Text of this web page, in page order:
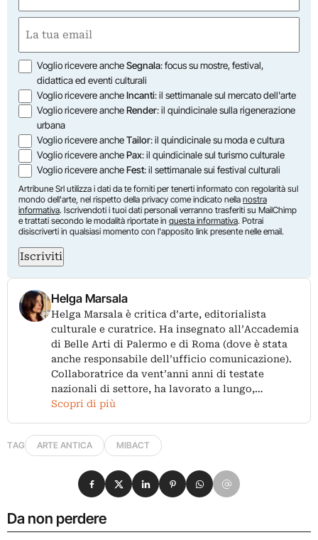
(Required)
Opzioni
Voglio ricevere ancheSegnala: focus su mostre, festival,
didattica ed eventi culturali
Voglio ricevere ancheIncanti: il settimanale sul mercato dell'arte
Voglio ricevere ancheRender: il quindicinale sulla rigenerazione
urbana
Voglio ricevere ancheTailor: il quindicinale su moda e cultura
Voglio ricevere anchePax: il quindicinale sul turismo culturale
Voglio ricevere ancheFest: il settimanale sui festival culturali
Artribune Srl utilizza i dati da te forniti per tenerti informato con regolarità sul
mondo dell'arte, nel rispetto della privacy come indicato nella nostra
informativa. Iscrivendoti i tuoi dati personali verranno trasferiti su MailChimp
e trattati secondo le modalità riportate in questa informativa. Potrai
disiscriverti in qualsiasi momento con l'apposito link presente nelle email.
Iscriviti
Helga Marsala
Helga Marsala è critica d’arte, editorialista
culturale e curatrice. Ha insegnato all’Accademia
di Belle Arti di Palermo e di Roma (dove è stata
anche responsabile dell’ufficio comunicazione).
Collaboratrice da vent’anni anni di testate
nazionali di settore, ha lavorato a lungo,…
Scopri di più
TAG ARTE ANTICA MIBACT
Da non perdere
Condividi su Facebook
Condividi su X
Condividi su LinkedIn
Condividi su Pinterest
Condividi su WhatsApp
Condividi su Email